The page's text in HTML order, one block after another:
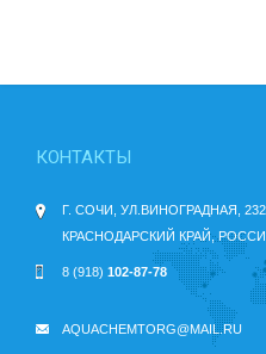
КОНТАКТЫ
Г. СОЧИ, УЛ.ВИНОГРАДНАЯ,
КРАСНОДАРСКИЙ КРАЙ,
8 (918) 102-87-78
AQUACHEMTORG@MAIL.RU